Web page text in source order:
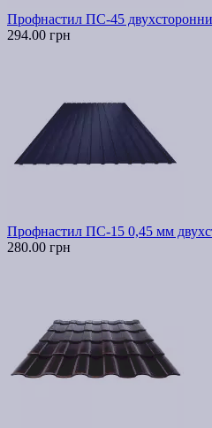
Профнастил ПС-45
294.00 грн
Профнастил ПС-15 0,45 мм
280.00 грн